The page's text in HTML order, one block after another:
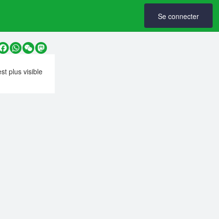
Se connecter
Facebook
WhatsApp
WeChatMastodon
plus visible